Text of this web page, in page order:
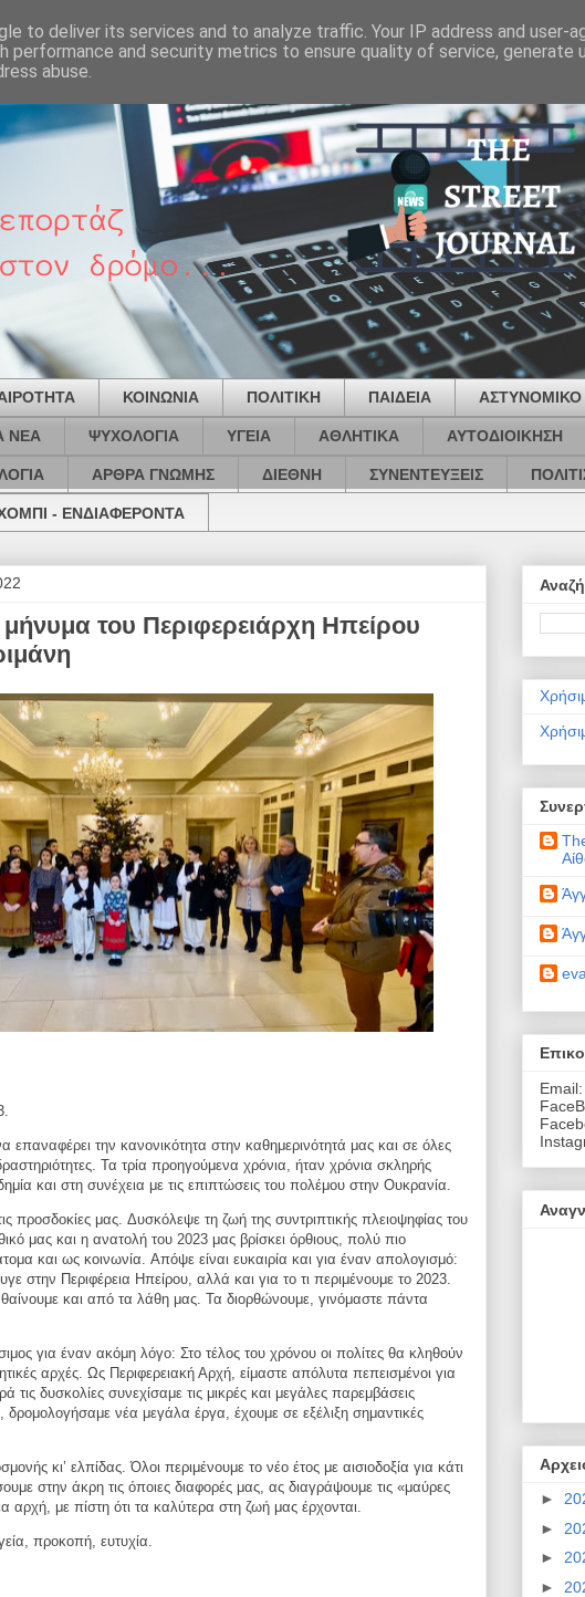
ΚΟΙΝΩΝΙΑ ΠΟΛΙΤΙΚΗ ΠΑΙΔΕΙΑ ΑΣΤΥΝΟΜΙΚΟ
ΝΕΑ ΨΥΧΟΛΟΓΙΑ ΥΓΕΙΑ ΑΘΛΗΤΙΚΑ ΑΥΤΟΔΙΟΙΚΗΣΗ
ΑΡΘΡΑ ΓΝΩΜΗΣ ΔΙΕΘΝΗ ΣΥΝΕΝΤΕΥΞΕΙΣ
- ΕΝΔΙΑΦΕΡΟΝΤΑ
του Περιφερειάρχη Ηπείρου
την κανονικότητα στην καθημερινότητά μας και σε όλες
Τα τρία προηγούμενα χρόνια, ήταν χρόνια σκληρής
και στη συνέχεια με τις επιπτώσεις του πολέμου στην Ουκρανία.
προσδοκίες μας. Δυσκόλεψε τη ζωή της συντριπτικής πλειοψηφίας του
μας και η ανατολή του 2023 μας βρίσκει όρθιους, πολύ πιο
και ως κοινωνία. Απόψε είναι ευκαιρία και για έναν απολογισμό:
στην Περιφέρεια Ηπείρου, αλλά και για το τι περιμένουμε το 2023.
και από τα λάθη μας. Τα διορθώνουμε, γινόμαστε πάντα
για έναν ακόμη λόγο: Στο τέλος του χρόνου οι πολίτες θα κληθούν
αρχές. Ως Περιφερειακή Αρχή, είμαστε απόλυτα πεπεισμένοι για
τις δυσκολίες συνεχίσαμε τις μικρές και μεγάλες παρεμβάσεις
δρομολογήσαμε νέα μεγάλα έργα, έχουμε σε εξέλιξη σημαντικές
κι’ ελπίδας. Όλοι περιμένουμε το νέο έτος με αισιοδοξία για κάτι
στην άκρη τις όποιες διαφορές μας, ας διαγράψουμε τις «μαύρες
αρχή, με πίστη ότι τα καλύτερα στη ζωή μας έρχονται.
προκοπή, ευτυχία.
►
►
►
►
to deliver its services and to analyze traffic. Your IP address and user-
performance and security metrics to ensure quality of service, generate
abuse.